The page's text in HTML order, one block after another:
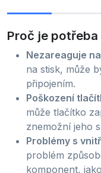
Proč je
Nezareaguje
na stisk, může
připojením.
Poškození
může tlačítko
znemožní jeho
Problémy s
problém
komponent,